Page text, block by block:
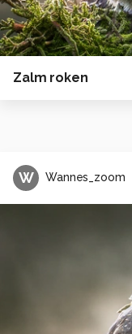
Zalm roken
W Wannes_zoom